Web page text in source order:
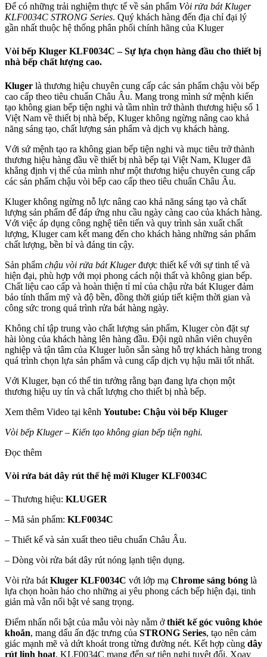
Để có những trải nghiệm thực tế về sản phẩm Vòi rửa bát Kluger
KLF0034C STRONG Series. Quý khách hàng đến địa chỉ đại lý
gần nhất thuộc hệ thống phân phối chính hãng của Kluger
Vòi bếp Kluger KLF0034C – Sự lựa chọn hàng đầu cho thiết bị
nhà bếp chất lượng cao.
Kluger là thương hiệu chuyên cung cấp các sản phẩm chậu vòi bếp
cao cấp theo tiêu chuẩn Châu Âu. Mang trong mình sứ mệnh kiến
tạo không gian bếp tiện nghi và tầm nhìn trở thành thương hiệu số 1
Việt Nam về thiết bị nhà bếp, Kluger không ngừng nâng cao khả
năng sáng tạo, chất lượng sản phẩm và dịch vụ khách hàng.
Với sứ mệnh tạo ra không gian bếp tiện nghi và mục tiêu trở thành
thương hiệu hàng đầu về thiết bị nhà bếp tại Việt Nam, Kluger đã
khẳng định vị thế của mình như một thương hiệu chuyên cung cấp
các sản phẩm chậu vòi bếp cao cấp theo tiêu chuẩn Châu Âu.
Kluger không ngừng nỗ lực nâng cao khả năng sáng tạo và chất
lượng sản phẩm để đáp ứng nhu cầu ngày càng cao của khách hàng.
Với việc áp dụng công nghệ tiên tiến và quy trình sản xuất chất
lượng, Kluger cam kết mang đến cho khách hàng những sản phẩm
chất lượng, bền bỉ và đáng tin cậy.
Sản phẩm chậu vòi rửa bát Klugerđược thiết kế với sự tinh tế và
hiện đại, phù hợp với mọi phong cách nội thất và không gian bếp.
Chất liệu cao cấp và hoàn thiện tỉ mỉ của chậu rửa bát Kluger đảm
bảo tính thẩm mỹ và độ bền, đồng thời giúp tiết kiệm thời gian và
công sức trong quá trình rửa bát hàng ngày.
Không chỉ tập trung vào chất lượng sản phẩm, Kluger còn đặt sự
hài lòng của khách hàng lên hàng đầu. Đội ngũ nhân viên chuyên
nghiệp và tận tâm của Kluger luôn sẵn sàng hỗ trợ khách hàng trong
quá trình chọn lựa sản phẩm và cung cấp dịch vụ hậu mãi tốt nhất.
Với Kluger, bạn có thể tin tưởng rằng bạn đang lựa chọn một
thương hiệu uy tín và chất lượng cho thiết bị nhà bếp.
Xem thêm Video tại kênh Youtube: Chậu vòi bếp Kluger
Vòi bếp Kluger – Kiến tạo không gian bếp tiện nghi.
Đọc thêm
Vòi rửa bát dây rút thế hệ mới Kluger KLF0034C
– Thương hiệu: KLUGER
– Mã sản phẩm: KLF0034C
– Thiết kế và sản xuất theo tiêu chuẩn Châu Âu.
– Dòng vòi rửa bát dây rút nóng lạnh tiện dụng.
Vòi rửa bát Kluger KLF0034C với lớp mạ Chrome sáng bóng là
lựa chọn hoàn hảo cho những ai yêu phong cách bếp hiện đại, tinh
giản mà vẫn nổi bật vẻ sang trọng.
Điểm nhấn nổi bật của mẫu vòi này nằm ởthiết kế góc vuông khỏe
khoắn, mang dấu ấn đặc trưng của STRONG Series, tạo nên cảm
giác mạnh mẽ và dứt khoát trong từng đường nét. Kết hợp cùng dây
rút linh hoạt, KLF0034C mang đến sự tiện nghi tuyệt đối. Xoay